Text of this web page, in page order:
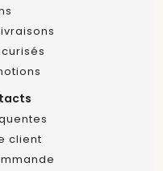
client